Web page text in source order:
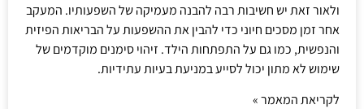
ולאור זאת יש חשיבות רבה להבנה מעמיקה של השפעותיו. המעקב
אחר זמן מסכים חיוני כדי להבין את ההשפעות על הבריאות הפיזית
והנפשית, כמו גם על התפתחות הילד. זיהוי סימנים מוקדמים של
שימוש לא מתון יכול לסייע במניעת בעיות עתידיות.
לקריאת המאמר »